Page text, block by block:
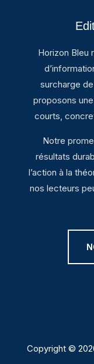
Horizon Bleu
surcharge
proposons
courts,
Notre
résultats
l’action à la
nos lecteurs
Copyright ©